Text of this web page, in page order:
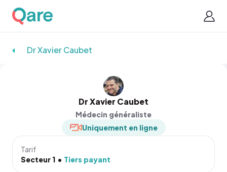
Dr Xavier Caubet
Dr Xavier Caubet
Médecin généraliste
Uniquement en ligne
Tarif
Secteur 1
Tiers payant